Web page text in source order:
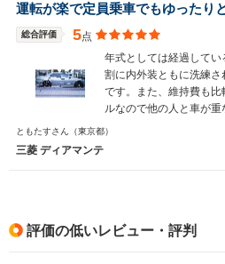
運転が楽で定員乗車でもゆったり
総合評価 5点
年式としては経過して
割に内外装ともに洗練
です。また、維持費も
ルなので他の人と車が
です。 荷物を多く積み
ともたすさん （東京都）
三菱 ディアマンテ
評価の低いレビュー・評判